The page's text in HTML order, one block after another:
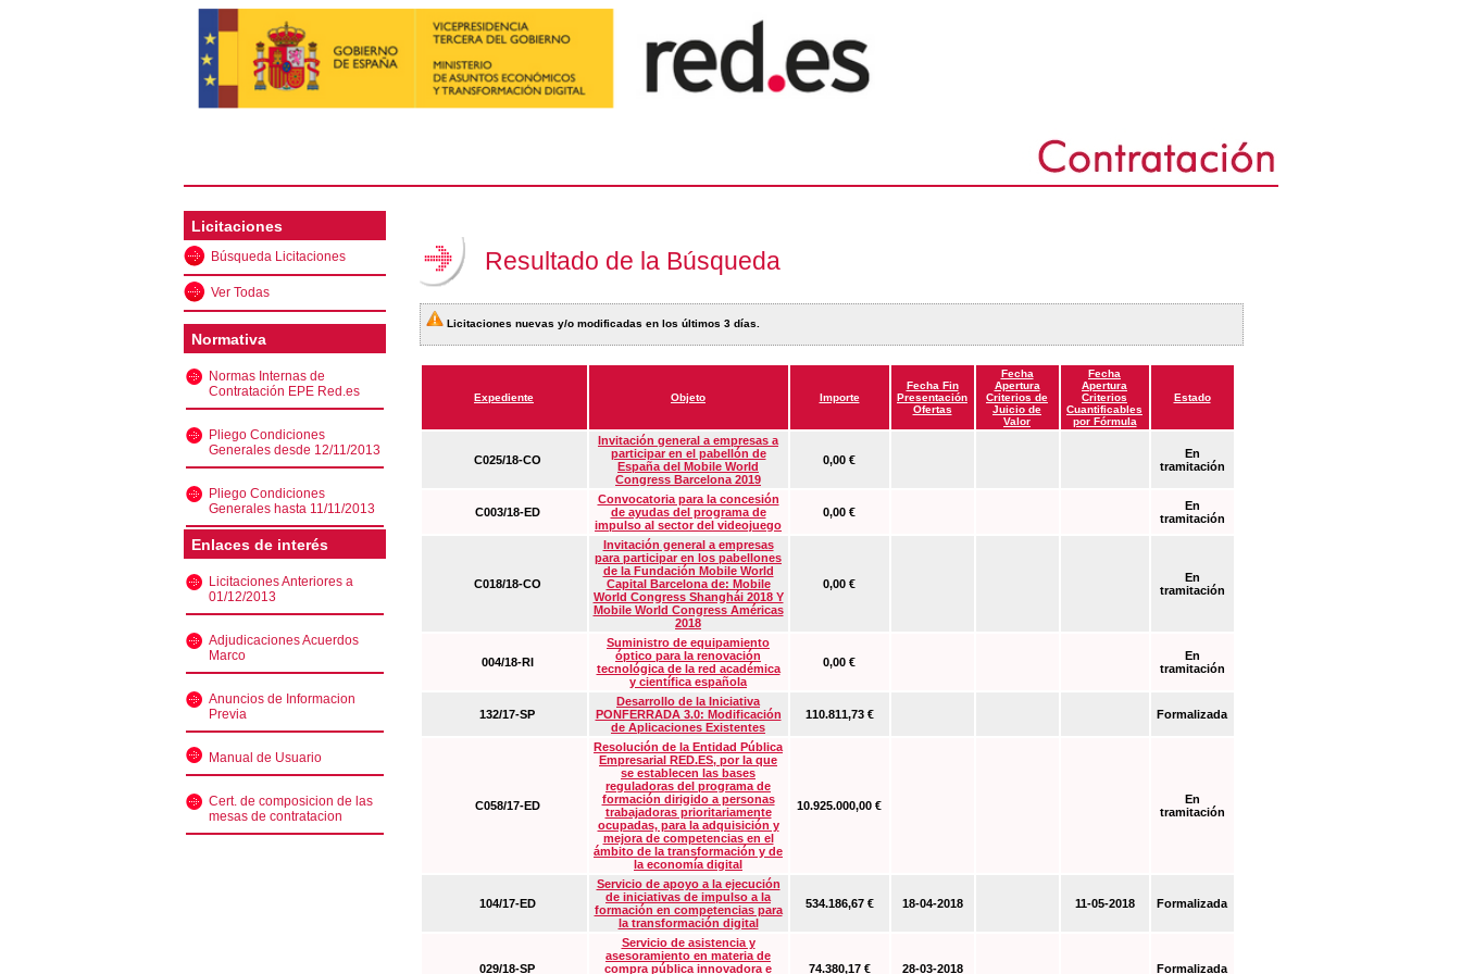
Licitaciones
Búsqueda Licitaciones
Ver Todas
Normativa
Normas Internas de
Contratación EPE Red.es
Pliego Condiciones
Generales desde 12/11/2013
Pliego Condiciones
Generales hasta 11/11/2013
Enlaces de interés
Licitaciones Anteriores a
01/12/2013
Adjudicaciones Acuerdos
Marco
Anuncios de Informacion
Previa
Manual de Usuario
Cert. de composicion de las
mesas de contratacion
Resultado de la Búsqueda
Licitaciones nuevas y/o modificadas en los últimos 3 días.
Expediente Objeto Importe
Fecha Fin
Presentación
Ofertas
Fecha
Apertura
Criterios de
Juicio de
Valor
Fecha
Apertura
Criterios
Cuantificables
por Fórmula
Estado
C025/18-CO
Invitación general a empresas a
participar en el pabellón de
España del Mobile World
Congress Barcelona 2019
0,00 €
En
tramitación
C003/18-ED
Convocatoria para la concesión
de ayudas del programa de
impulso al sector del videojuego
0,00 €
En
tramitación
C018/18-CO
Invitación general a empresas
para participar en los pabellones
de la Fundación Mobile World
Capital Barcelona de: Mobile
World Congress Shanghái 2018 Y
Mobile World Congress Américas
2018
0,00 €
En
tramitación
004/18-RI
Suministro de equipamiento
óptico para la renovación
tecnológica de la red académica
y científica española
0,00 €
En
tramitación
132/17-SP
Desarrollo de la Iniciativa
PONFERRADA 3.0: Modificación
de Aplicaciones Existentes
110.811,73 € Formalizada
C058/17-ED
Resolución de la Entidad Pública
Empresarial RED.ES, por la que
se establecen las bases
reguladoras del programa de
formación dirigido a personas
trabajadoras prioritariamente
ocupadas, para la adquisición y
mejora de competencias en el
ámbito de la transformación y de
la economía digital
10.925.000,00 €
En
tramitación
104/17-ED
Servicio de apoyo a la ejecución
de iniciativas de impulso a la
formación en competencias para
la transformación digital
534.186,67 € 18-04-2018 11-05-2018 Formalizada
029/18-SP
Servicio de asistencia y
asesoramiento en materia de
compra pública innovadora e
74.380,17 € 28-03-2018 Formalizada